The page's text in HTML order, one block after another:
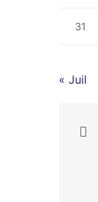
31
« Juil